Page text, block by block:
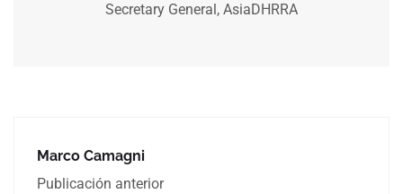
Secretary General, AsiaDHRRA
Marco Camagni
Publicación anterior